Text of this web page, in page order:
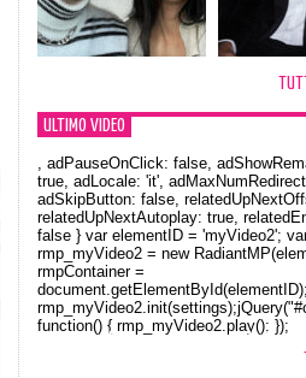
ULTIMO VIDEO
Orlando Bloom e la t-shirt dedicata
, adPauseOnClick: false,
true, adLocale: 'it',
adSkipButton: false,
relatedUpNextAutoplay: true,
false } var elementID = 'myVideo2';
rmp_myVideo2 = new
rmpContainer =
document.getElementById(elementID);
function() { rmp_myVideo2.play(); });